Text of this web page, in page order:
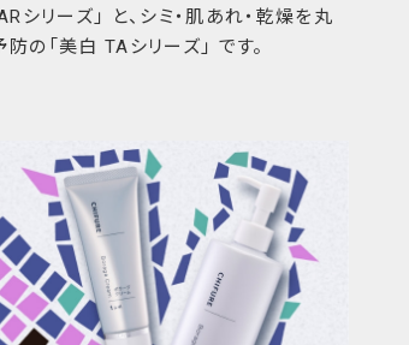
詰替用や植物由来
ちふれは省資源推
売。また、エコマー
シリーズ」 と、シミ・肌あれ・乾燥を丸
防の「美白 TAシリーズ」 です。